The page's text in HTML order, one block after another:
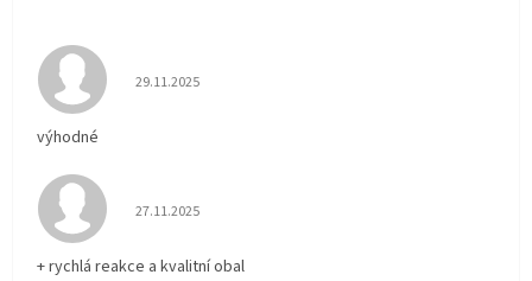
Hodnocení obchodu je 5 z 5 hvězdiček.
29.11.2025
výhodné
Hodnocení obchodu je 5 z 5 hvězdiček.
27.11.2025
+ rychlá reakce a kvalitní obal